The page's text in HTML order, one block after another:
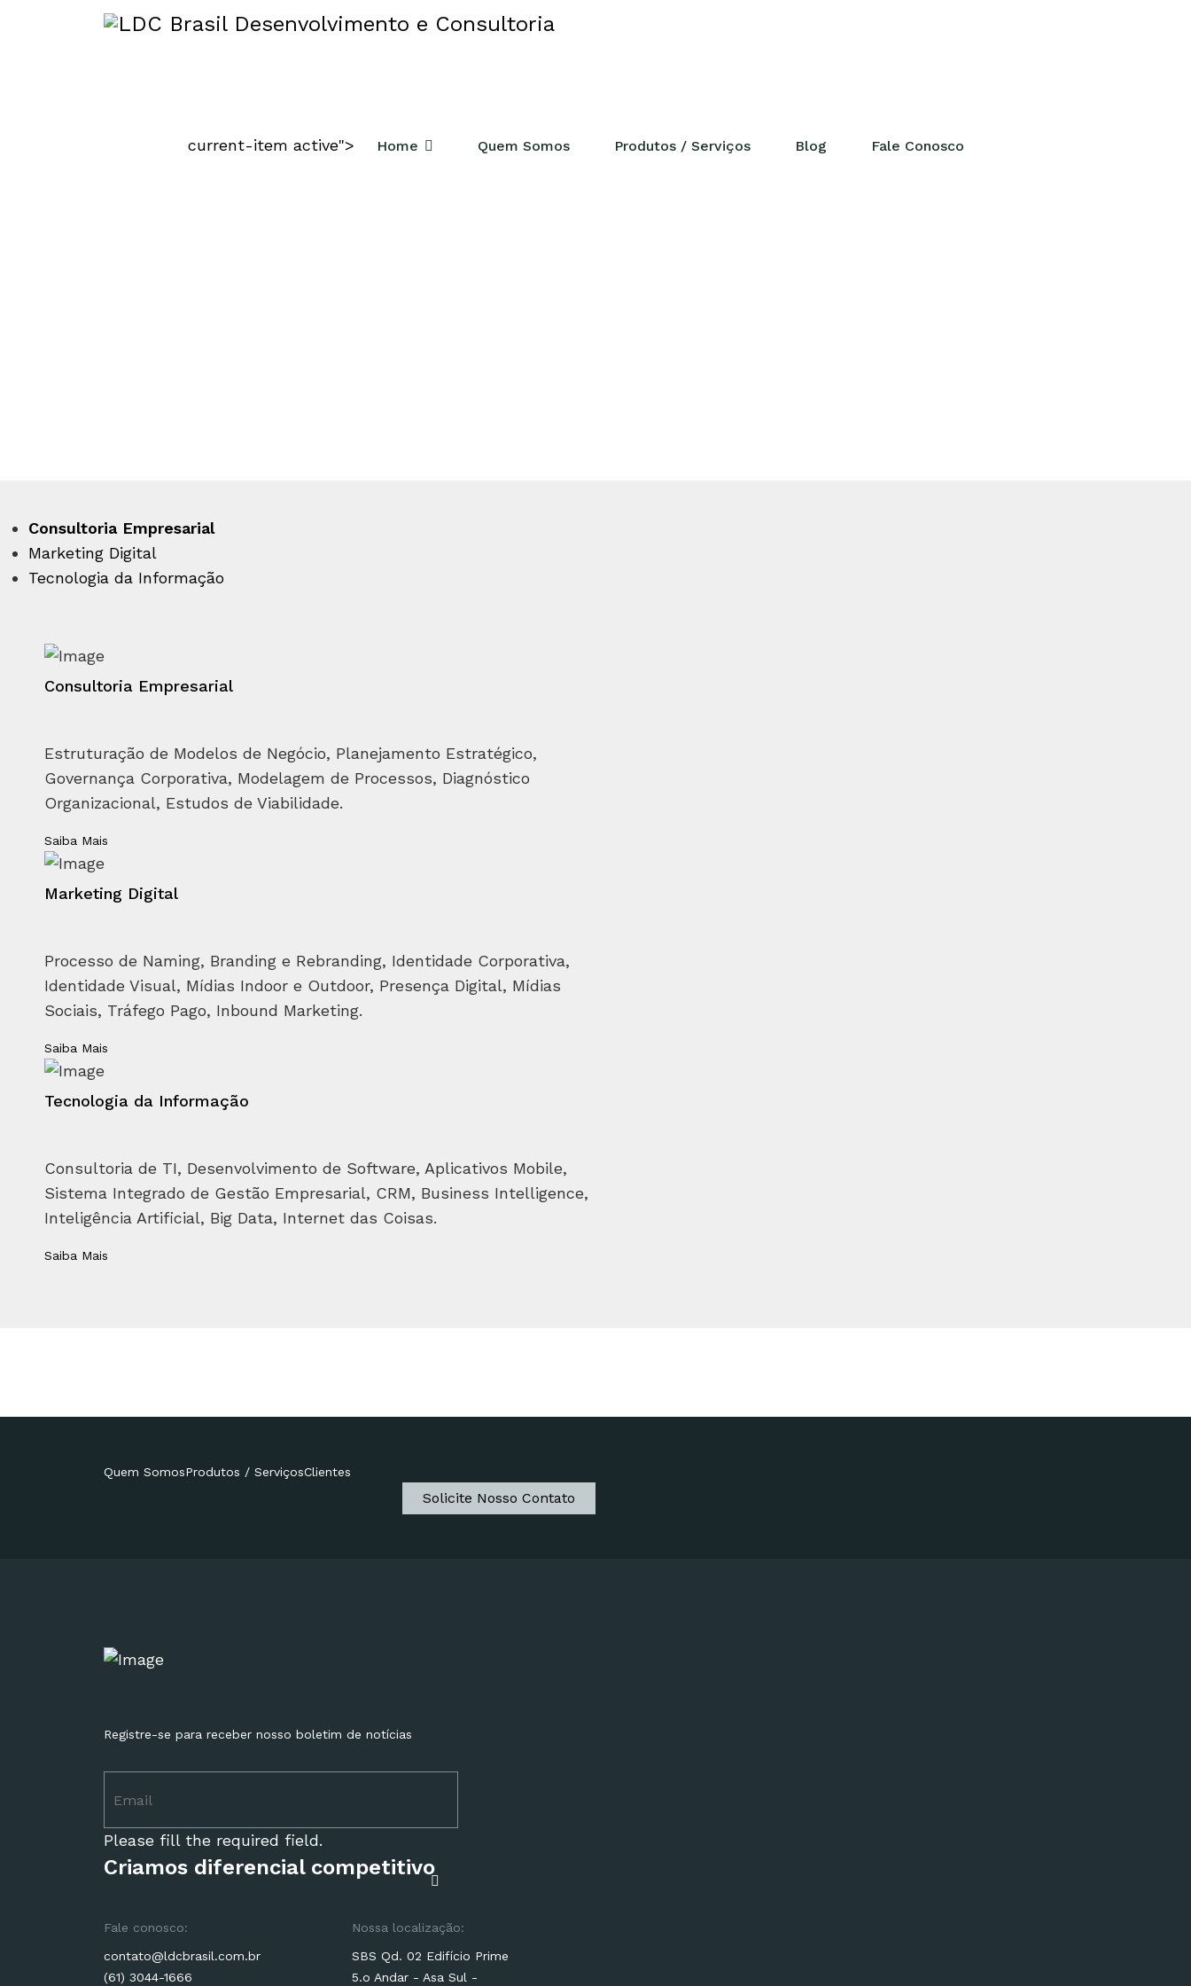
current-item active"> Home Quem Somos Produtos / Serviços Blog Fale Conosco
CRIAMOS DIFERENCIAL
Consultoria Empresarial
Marketing Digital
Tecnologia da Informação
Consultoria Empresarial
Estruturação de Modelos de Negócio, Planejamento Estratégico,
Governança Corporativa, Modelagem de Processos, Diagnóstico
Organizacional, Estudos de Viabilidade.
Saiba Mais
Marketing Digital
Processo de Naming, Branding e Rebranding, Identidade Corporativa,
Identidade Visual, Mídias Indoor e Outdoor, Presença Digital, Mídias
Sociais, Tráfego Pago, Inbound Marketing.
Saiba Mais
Tecnologia da Informação
Consultoria de TI, Desenvolvimento de Software, Aplicativos Mobile,
Sistema Integrado de Gestão Empresarial, CRM, Business Intelligence,
Inteligência Artificial, Big Data, Internet das Coisas.
Saiba Mais
Quem SomosProdutos / ServiçosClientes
Solicite Nosso Contato
Registre-se para receber nosso boletim de notícias
Please fill the required field.
Criamos diferencial competitivo
Fale conosco:
contato@ldcbrasil.com.br
(61) 3044-1666
Nossa localização:
SBS Qd. 02 Edifício Prime
5.o Andar - Asa Sul -